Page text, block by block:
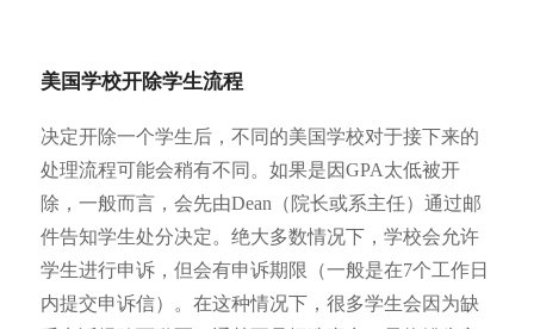
美国学校开除学生流程
决定开除一个学生后，不同的美国学校对于接下来的
处理流程可能会稍有不同。如果是因GPA太低被开
除，一般而言，会先由Dean（院长或系主任）通过邮
件告知学生处分决定。绝大多数情况下，学校会允许
学生进行申诉，但会有申诉期限（一般是在7个工作日
内提交申诉信）。在这种情况下，很多学生会因为缺